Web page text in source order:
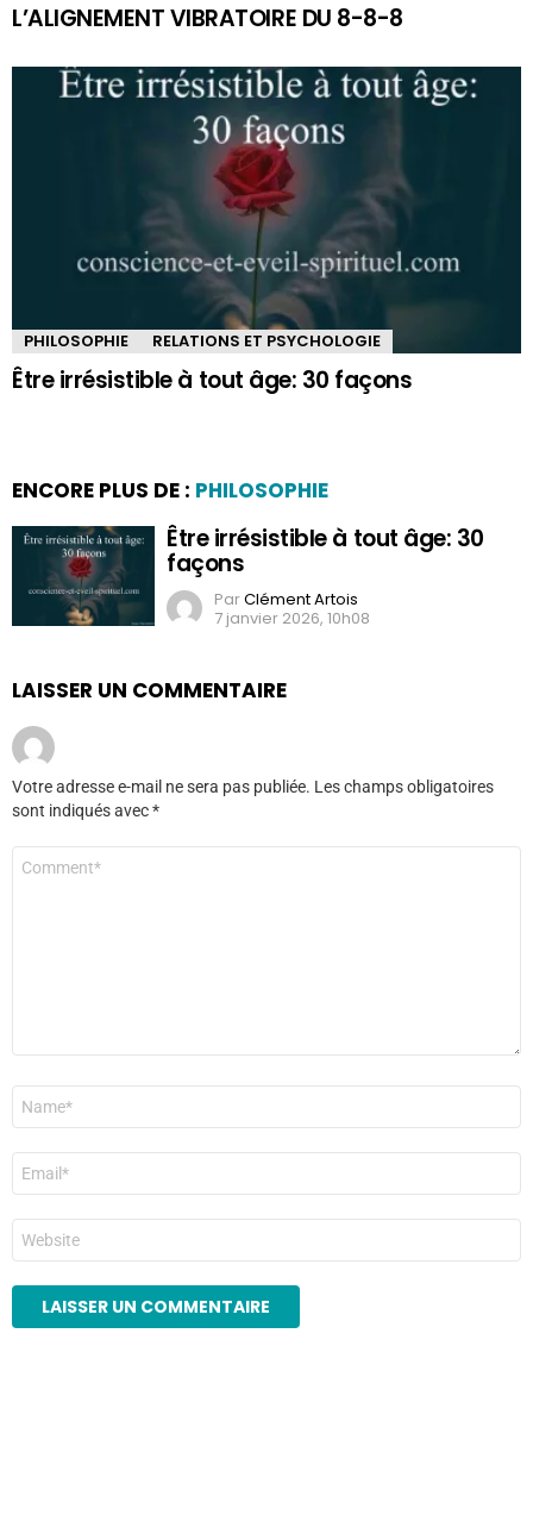
L’ALIGNEMENT VIBRATOIRE DU 8-8-8
PHILOSOPHIE RELATIONS ET PSYCHOLOGIE
Être irrésistible à tout âge: 30 façons
ENCORE PLUS DE : PHILOSOPHIE
Être irrésistible à tout âge: 30
façons
ParClément Artois
7 janvier 2026, 10h08
LAISSER UN COMMENTAIRE
Votre adresse e-mail ne sera pas publiée. Les champs obligatoires
sont indiqués avec*
Commentaire
Nom
E-
mail
*
Site
web